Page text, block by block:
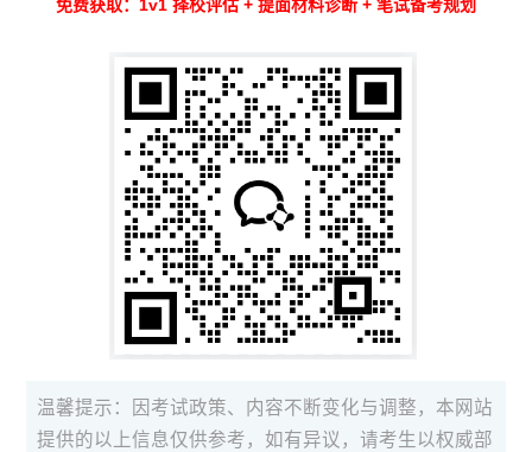
免费获取：1v1 择校评估 + 提面材料诊断 + 笔试备考规划
温馨提示：因考试政策、内容不断变化与调整，本网站
提供的以上信息仅供参考，如有异议，请考生以权威部